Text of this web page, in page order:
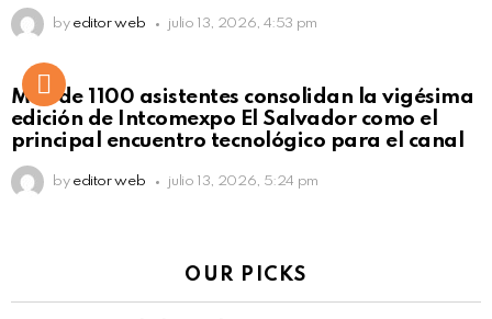
by editor web julio 13, 2026, 4:53 pm
Más de 1100 asistentes consolidan la vigésima
edición de Intcomexpo El Salvador como el
principal encuentro tecnológico para el canal
by editor web julio 13, 2026, 5:24 pm
OUR PICKS